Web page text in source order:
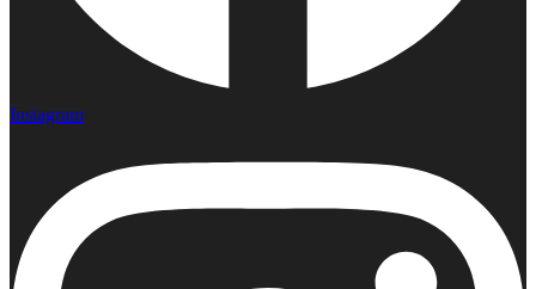
Instagram